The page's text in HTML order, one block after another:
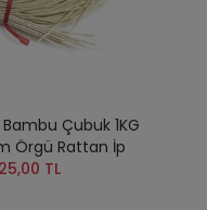
Çubuk 1KG
Örgü Rattan İp
TL